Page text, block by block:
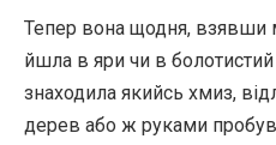
Тепер вона щодня, взявши
йшла в яри чи в
знаходила якийсь хмиз,
дерев або ж руками